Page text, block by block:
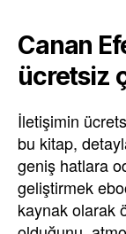
Canan
ücretsiz
İletişimin
bu kitap,
geniş hatlara
geliştirmek
kaynak olarak